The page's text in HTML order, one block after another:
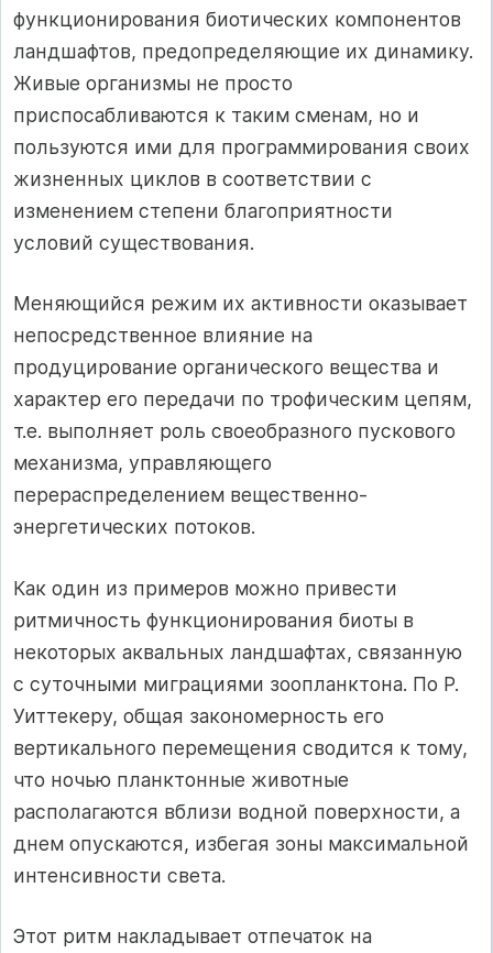
функционирования биотических компонентов
ландшафтов, предопределяющие их динамику.
Живые организмы не просто
приспосабливаются к таким сменам, но и
пользуются ими для программирования своих
жизненных циклов в соответствии с
изменением степени благоприятности
условий существования.
Меняющийся режим их активности оказывает
непосредственное влияние на
продуцирование органического вещества и
характер его передачи по трофическим цепям,
т.е. выполняет роль своеобразного пускового
механизма, управляющего
перераспределением вещественно-
энергетических потоков.
Как один из примеров можно привести
ритмичность функционирования биоты в
некоторых аквальных ландшафтах, связанную
с суточными миграциями зоопланктона. По Р.
Уиттекеру, общая закономерность его
вертикального перемещения сводится к тому,
что ночью планктонные животные
располагаются вблизи водной поверхности, а
днем опускаются, избегая зоны максимальной
интенсивности света.
Этот ритм накладывает отпечаток на